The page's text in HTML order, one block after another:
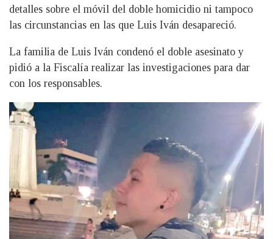
detalles sobre el móvil del doble homicidio ni tampoco
las circunstancias en las que Luis Iván desapareció.
La familia de Luis Iván condenó el doble asesinato y
pidió a la Fiscalía realizar las investigaciones para dar
con los responsables.